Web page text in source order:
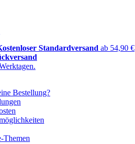
Standardversand ab 54,90 €
Bestellung?